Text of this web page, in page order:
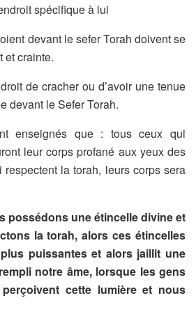
spécifique à lui
devant le sefer Torah doivent se
et crainte.
de cracher ou d’avoir une tenue
devant le Sefer Torah.
enseignés que : tous ceux qui
leur corps profané aux yeux des
la torah, leurs corps sera
possédons une étincelle divine et
la torah, alors ces étincelles
puissantes et alors jaillit une
notre âme, lorsque les gens
cette lumière et nous